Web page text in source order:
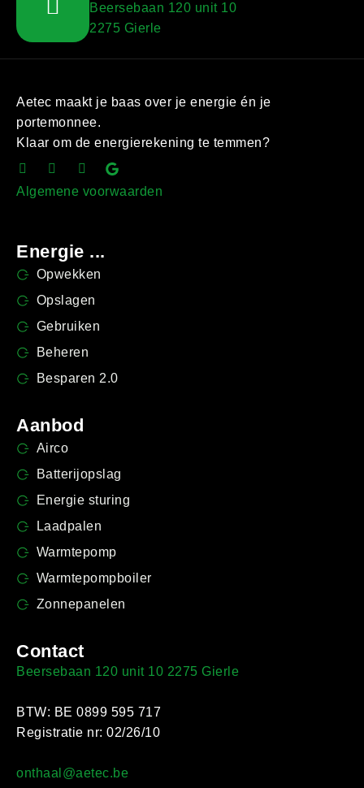
Beersebaan 120 unit 10
2275 Gierle
Aetec maakt je baas over je energie én je
portemonnee.
Klaar om de energierekening te temmen?
Algemene voorwaarden
Energie ...
Opwekken
Opslagen
Gebruiken
Beheren
Besparen 2.0
Aanbod
Airco
Batterijopslag
Energie sturing
Laadpalen
Warmtepomp
Warmtepompboiler
Zonnepanelen
Contact
Beersebaan 120 unit 10 2275 Gierle
BTW: BE 0899 595 717
Registratie nr: 02/26/10
onthaal@aetec.be